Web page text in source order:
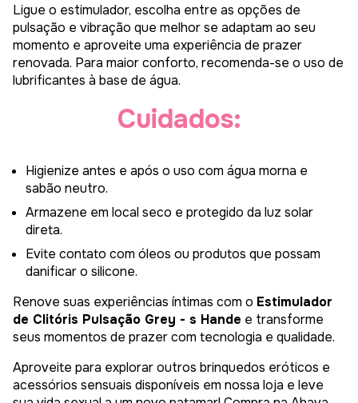
Ligue o estimulador, escolha entre as opções de
pulsação e vibração que melhor se adaptam ao seu
momento e aproveite uma experiência de prazer
renovada. Para maior conforto, recomenda-se o uso de
lubrificantes à base de água.
Cuidados:
Higienize antes e após o uso com água morna e
sabão neutro.
Armazene em local seco e protegido da luz solar
direta.
Evite contato com óleos ou produtos que possam
danificar o silicone.
Renove suas experiências íntimas com o Estimulador
de Clitóris Pulsação Grey - s Hande e transforme
seus momentos de prazer com tecnologia e qualidade.
Aproveite para explorar outros brinquedos eróticos e
acessórios sensuais disponíveis em nossa loja e leve